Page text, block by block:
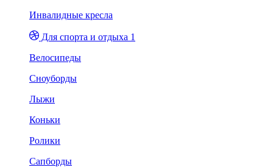
Инвалидные кресла
Для спорта и отдыха 1
Велосипеды
Сноуборды
Лыжи
Коньки
Ролики
Сапборды